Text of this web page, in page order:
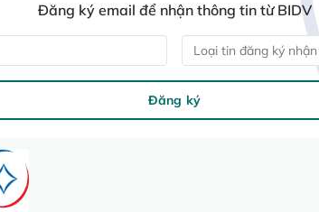
Đăng ký email để nhận thông tin từ BIDV
Loại tin đăng ký nhận
Đăng ký